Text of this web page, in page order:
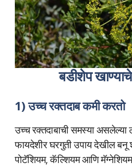
बडीशेप
1) उच्च रक्तदाब कमी करतो
उच्च रक्तदाबाची समस्या असलेल्या
फायदेशीर घरगुती उपाय देखील
पोटॅशियम, कॅल्शियम आणि